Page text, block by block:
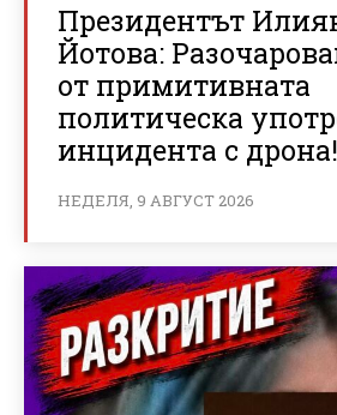
Президентът
Йотова:
от примитивната
политическа
инцидента с дрона!
НЕДЕЛЯ, 9 АВГУСТ 2026